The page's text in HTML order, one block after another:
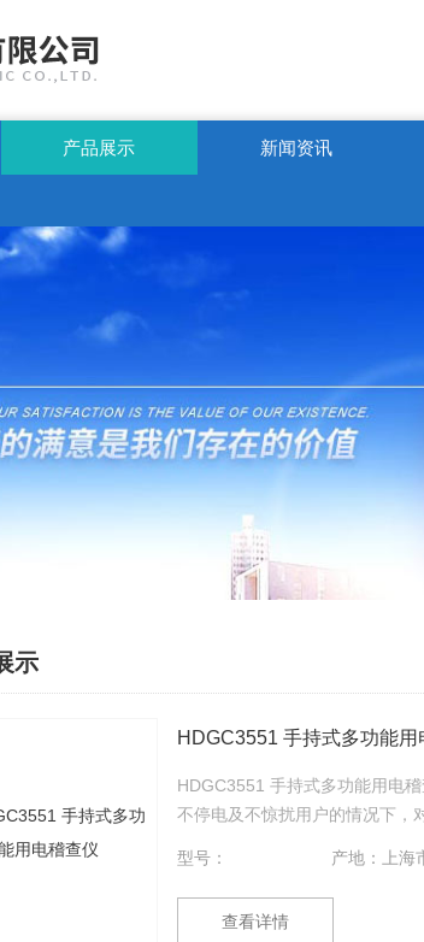
产品展示 新闻资讯
示
HDGC3551 手持式多功能用电
不停电及不惊扰用户的情况下，
各种接线方式的电能计量装置及
计量误差进行检测，以检测高低
装置及表计误差是否超标，检查
型号： 产地：上海
查看详情